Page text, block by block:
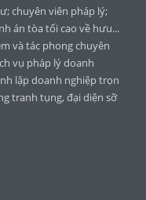
chuyên viên pháp lý;
án tòa tối cao về hưu...
và tác phong chuyên
vụ pháp lý doanh
lập doanh nghiệp trọn
tranh tụng, đại diện sỡ